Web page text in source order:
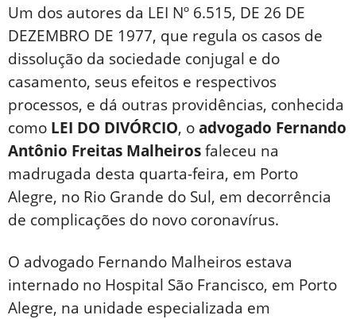
Um dos autores da LEI Nº 6.515, DE 26 DE
DEZEMBRO DE 1977, que regula os casos de
dissolução da sociedade conjugal e do
casamento, seus efeitos e respectivos
processos, e dá outras providências, conhecida
como LEI DO DIVÓRCIO, oadvogado Fernando
Antônio Freitas Malheirosfaleceu na
madrugada desta quarta-feira, em Porto
Alegre, no Rio Grande do Sul, em decorrência
de complicações do novo coronavírus.
O advogado Fernando Malheiros estava
internado no Hospital São Francisco, em Porto
Alegre, na unidade especializada em